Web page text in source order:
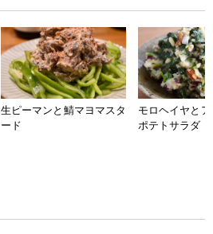
生ピーマンと鯖マヨマスタ
ード
モロヘイヤと
ポテトサラダ